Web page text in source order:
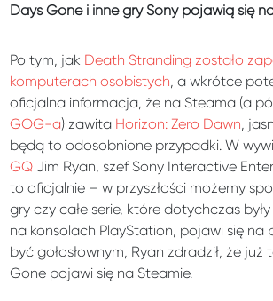
Days Gone i inne gry Sony pojawią się
Po tym, jak Death Stranding zostało
komputerach osobistych, a wkrótce
oficjalna informacja, że na Steama (a
GOG-a) zawita Horizon: Zero Dawn,
będą to odosobnione przypadki. W
GQ Jim Ryan, szef Sony Interactive
to oficjalnie – w przyszłości możemy
gry czy całe serie, które dotychczas
na konsolach PlayStation, pojawi się na
być gołosłownym, Ryan zdradził, że już
Gone pojawi się na Steamie.